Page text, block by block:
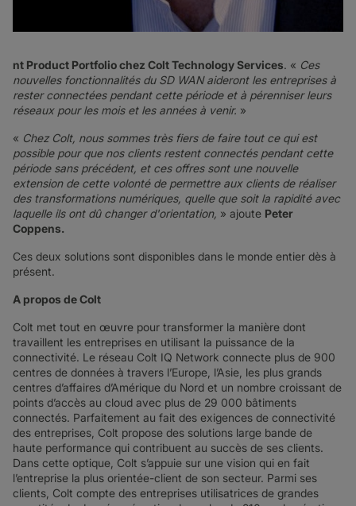
nt Product Portfolio chez Colt Technology Services. « Ces
nouvelles fonctionnalités du SD WAN aideront les entreprises à
rester connectées pendant cette période et à pérenniser leurs
réseaux pour les mois et les années à venir. »
« Chez Colt, nous sommes très fiers de faire tout ce qui est
possible pour que nos clients restent connectés pendant cette
période sans précédent, et ces offres sont une nouvelle
extension de cette volonté de permettre aux clients de réaliser
des transformations numériques, quelle que soit la rapidité avec
laquelle ils ont dû changer d'orientation, » ajoute Peter
Coppens.
Ces deux solutions sont disponibles dans le monde entier dès à
présent.
A propos de Colt
Colt met tout en œuvre pour transformer la manière dont
travaillent les entreprises en utilisant la puissance de la
connectivité. Le réseau Colt IQ Network connecte plus de 900
centres de données à travers l’Europe, l’Asie, les plus grands
centres d’affaires d’Amérique du Nord et un nombre croissant de
points d’accès au cloud avec plus de 29 000 bâtiments
connectés. Parfaitement au fait des exigences de connectivité
des entreprises, Colt propose des solutions large bande de
haute performance qui contribuent au succès de ses clients.
Dans cette optique, Colt s’appuie sur une vision qui en fait
l’entreprise la plus orientée-client de son secteur. Parmi ses
clients, Colt compte des entreprises utilisatrices de grandes